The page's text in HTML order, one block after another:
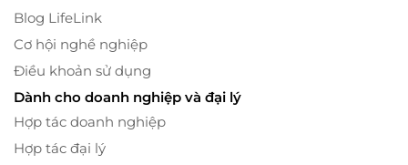
Blog LifeLink
Cơ hội nghề nghiệp
Điều khoản sử dụng
Dành cho doanh nghiệp và đại lý
Hợp tác doanh nghiệp
Hợp tác đại lý